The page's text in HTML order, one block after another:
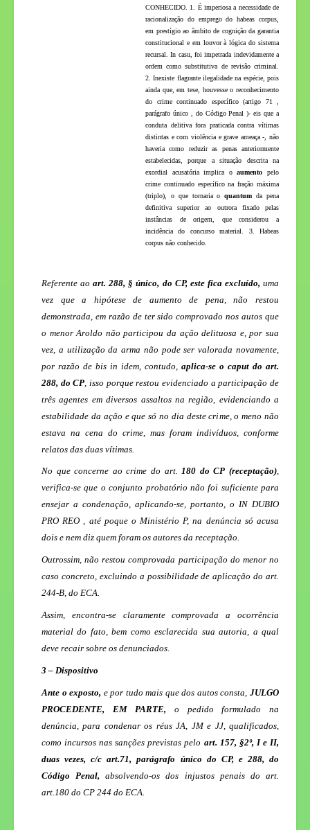
CONHECIDO. 1. É imperiosa a necessidade de
racionalização do emprego do habeas corpus,
em prestígio ao âmbito de cognição da garantia
constitucional e em louvor à lógica do sistema
recursal. In casu, foi impetrada indevidamente a
ordem como substitutiva de revisão criminal.
2. Inexiste flagrante ilegalidade na espécie, pois
ainda que, em tese, houvesse o reconhecimento
do crime continuado específico (artigo 71 ,
parágrafo único , do Código Penal )- eis que a
conduta delitiva fora praticada contra vítimas
distintas e com violência e grave ameaça -, não
haveria como reduzir as penas anteriormente
estabelecidas, porque a situação descrita na
exordial acusatória implica oaumento pelo
crime continuado específico na fração máxima
(triplo), o que tornaria oquantum da pena
definitiva superior ao outrora fixado pelas
instâncias de origem, que considerou a
incidência do concurso material. 3. Habeas
corpus não conhecido.
Referente ao art. 288, § único, do CP, este fica excluído, uma
vez que a hipótese de aumento de pena, não restou
demonstrada, em razão de ter sido comprovado nos autos que
o menor Aroldo não participou da ação delituosa e, por sua
vez, a utilização da arma não pode ser valorada novamente,
por razão de bis in idem, contudo, aplica-se o caput do art.
288, do CP , isso porque restou evidenciado a participação de
três agentes em diversos assaltos na região, evidenciando a
estabilidade da ação e que só no dia deste crime, o meno não
estava na cena do crime, mas foram indivíduos, conforme
relatos das duas vítimas.
No que concerne ao crime do art. 180 do CP (receptação),
verifica-se que o conjunto probatório não foi suficiente para
ensejar a condenação, aplicando-se, portanto, o IN DUBIO
PRO REO , até poque o Ministério P, na denúncia só acusa
dois e nem diz quem foram os autores da receptação.
Outrossim, não restou comprovada participação do menor no
caso concreto, excluindo a possibilidade de aplicação do art.
244-B, do ECA.
Assim, encontra-se claramente comprovada a ocorrência
material do fato, bem como esclarecida sua autoria, a qual
deve recair sobre os denunciados.
3 – Dispositivo
Ante o exposto, e por tudo mais que dos autos consta,JULGO
PROCEDENTE,
EM PARTE, o pedido formulado na
denúncia, para condenar os réusJA, JM e JJ, qualificados,
como incursos nas sanções previstas pelo art. 157, §2º, I e II,
duas vezes, c/c art.71, parágrafo único do CP, e 288, do
Código Penal,absolvendo-os dos injustos penais do art.
art.180 do CP 244 do ECA.